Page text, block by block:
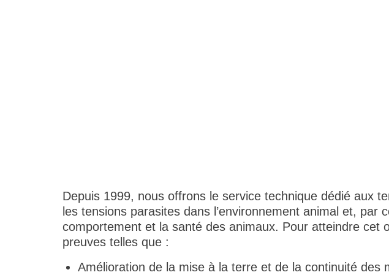
Depuis 1999, nous offrons le service technique dédié aux
les tensions parasites dans l’environnement animal et,
comportement et la santé des animaux. Pour atteindre
preuves telles que :
Amélioration de la mise à la terre et de la continuité des